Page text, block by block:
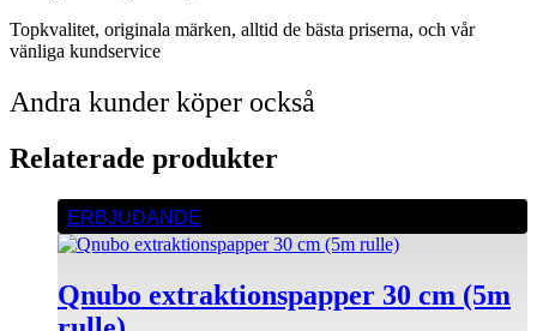
Topkvalitet, originala märken, alltid de bästa priserna, och vår
vänliga kundservice
Andra kunder köper också
Relaterade produkter
ERBJUDANDE
Qnubo extraktionspapper 30 cm (5m